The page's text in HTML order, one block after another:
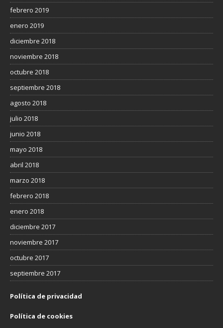
febrero 2019
enero 2019
diciembre 2018
noviembre 2018
octubre 2018
septiembre 2018
agosto 2018
julio 2018
junio 2018
mayo 2018
abril 2018
marzo 2018
febrero 2018
enero 2018
diciembre 2017
noviembre 2017
octubre 2017
septiembre 2017
Política de privacidad
Política de cookies